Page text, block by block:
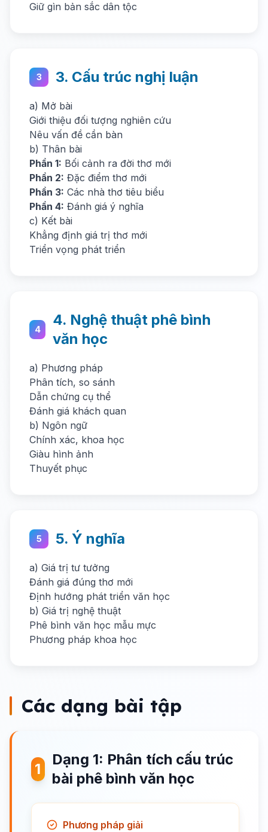
Giữ gìn bản sắc dân tộc
3 3. Cấu trúc nghị luận
a) Mở bài
Giới thiệu đối tượng nghiên cứu
Nêu vấn đề cần bàn
b) Thân bài
Phần 1: Bối cảnh ra đời thơ mới
Phần 2: Đặc điểm thơ mới
Phần 3: Các nhà thơ tiêu biểu
Phần 4: Đánh giá ý nghĩa
c) Kết bài
Khẳng định giá trị thơ mới
Triển vọng phát triển
4
4. Nghệ thuật phê bình
văn học
a) Phương pháp
Phân tích, so sánh
Dẫn chứng cụ thể
Đánh giá khách quan
b) Ngôn ngữ
Chính xác, khoa học
Giàu hình ảnh
Thuyết phục
5 5. Ý nghĩa
a) Giá trị tư tưởng
Đánh giá đúng thơ mới
Định hướng phát triển văn học
b) Giá trị nghệ thuật
Phê bình văn học mẫu mực
Phương pháp khoa học
Các dạng bài tập
1
Dạng 1: Phân tích cấu trúc
bài phê bình văn học
Phương pháp giải